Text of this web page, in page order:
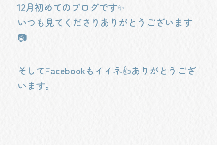
12月初めてのブログです✨
いつも見てくださりありがとうございます
📷
そしてFacebookもイイネ👍ありがとうござ
います。